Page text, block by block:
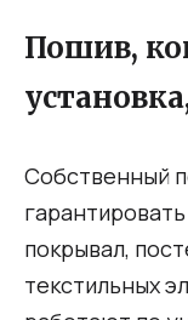
Пошив,
Собственный
покрывал,
текстильных